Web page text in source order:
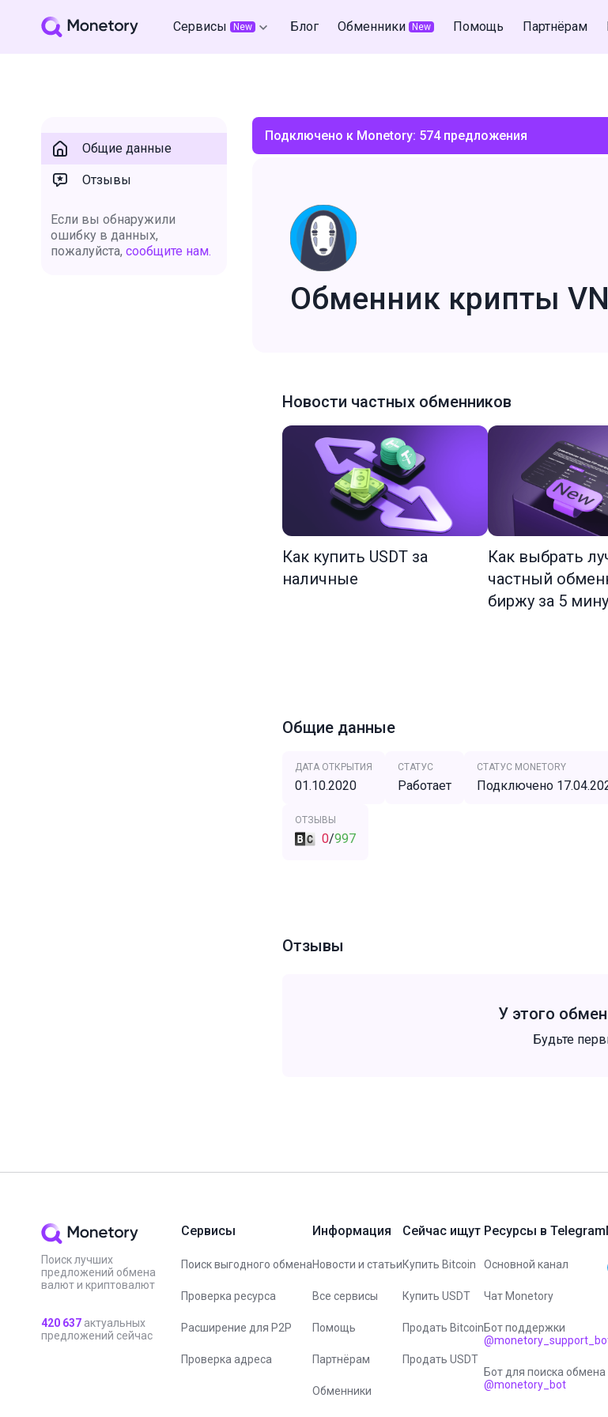
Сервисы New Блог Обменники New Помощь Партнёрам
Общие данные
Отзывы
Если вы обнаружили
ошибку в данных,
пожалуйста, сообщите нам.
Подключено к Monetory: 574предложения
Обменник крипты
Новости частных обменников
Как купить USDT за
наличные
Как выбрать
частный
биржу за 5
Общие данные
ДАТА ОТКРЫТИЯ
01.10.2020
СТАТУС
Работает
СТАТУС MONETORY
Подключено
ОТЗЫВЫ
0/997
Отзывы
У этого
Будьте
Поиск лучших
предложений обмена
валют и криптовалют
420 637 актуальных
предложений сейчас
Сервисы
Поиск выгодного обмена
Проверка ресурса
Расширение для P2P
Проверка адреса
Информация
Новости и статьи
Все сервисы
Помощь
Партнёрам
Обменники
Сейчас ищут
Купить Bitcoin
Купить USDT
Продать Bitcoin
Продать USDT
Ресурсы в Telegram
Основной канал
Чат Monetory
Бот поддержки
Бот для поиска обмена
@monetory_bot